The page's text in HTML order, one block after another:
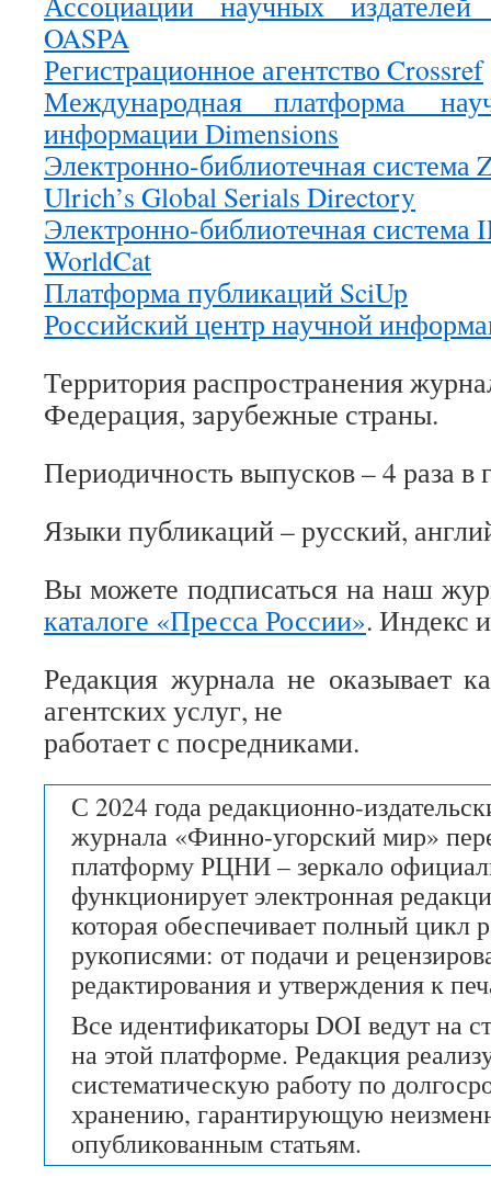
OASPA
Регистрационное агентство Crossref
Международная платформа
информации Dimensions
Электронно-библиотечная система
Ulrich’s Global Serials Directory
Электронно-библиотечная система
WorldCat
Платформа публикаций SciUp
Российский центр научной
Территория распространения
Федерация, зарубежные страны.
Периодичность выпусков – 4 раза в
Языки публикаций – русский,
Вы можете подписаться на наш
каталоге «Пресса России». Индекс
Редакция журнала не оказывает
агентских услуг, не
работает с посредниками.
С 2024 года редакционно-
журнала «Финно-угорский мир»
платформу РЦНИ – зеркало
функционирует электронная
которая обеспечивает полный цикл
рукописями: от подачи и
редактирования и утверждения к
Все идентификаторыDOIведут на
на этой платформе. Редакция
систематическую работу по
хранению, гарантирующую
опубликованным статьям.